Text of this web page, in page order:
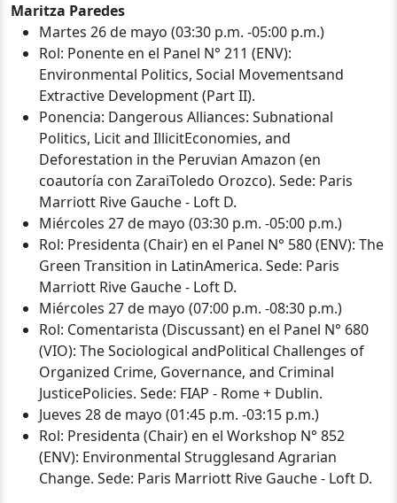
Maritza Paredes
Martes 26 de mayo (03:30 p.m. -05:00 p.m.)
Rol: Ponente en el Panel N° 211 (ENV):
Environmental Politics, Social Movementsand
Extractive Development (Part II).
Ponencia: Dangerous Alliances: Subnational
Politics, Licit and IllicitEconomies, and
Deforestation in the Peruvian Amazon (en
coautoría con ZaraiToledo Orozco). Sede: Paris
Marriott Rive Gauche - Loft D.
Miércoles 27 de mayo (03:30 p.m. -05:00 p.m.)
Rol: Presidenta (Chair) en el Panel N° 580 (ENV): The
Green Transition in LatinAmerica. Sede: Paris
Marriott Rive Gauche - Loft D.
Miércoles 27 de mayo (07:00 p.m. -08:30 p.m.)
Rol: Comentarista (Discussant) en el Panel N° 680
(VIO): The Sociological andPolitical Challenges of
Organized Crime, Governance, and Criminal
JusticePolicies. Sede: FIAP - Rome + Dublin.
Jueves 28 de mayo (01:45 p.m. -03:15 p.m.)
Rol: Presidenta (Chair) en el Workshop N° 852
(ENV): Environmental Strugglesand Agrarian
Change. Sede: Paris Marriott Rive Gauche - Loft D.